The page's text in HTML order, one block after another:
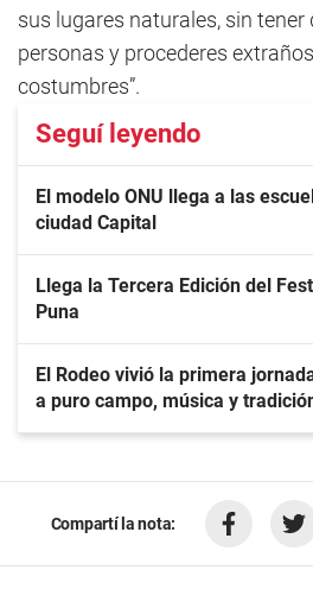
sus lugares naturales, sin
personas y procederes
costumbres”.
Seguí leyendo
El modelo ONU llega a las
ciudad Capital
Llega la Tercera Edición del
Puna
El Rodeo vivió la primera
a puro campo, música y
Compartí la nota: